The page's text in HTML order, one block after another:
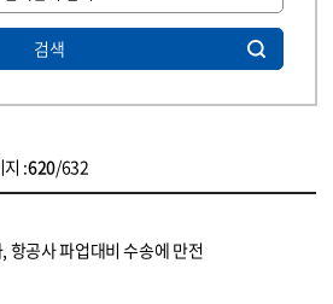
검색
:620/632
항공사 파업대비 수송에 만전